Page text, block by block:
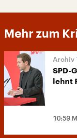
Mehr zum
SPD-
lehnt
10:59